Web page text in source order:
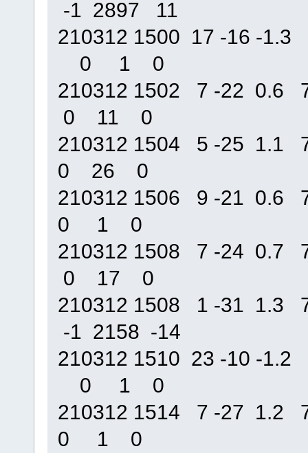
-1 2897 11
210312 1500 17 -16 -
0 1 0
210312 1502 7 -22
0 11 0
210312 1504 5 -25
0 26 0
210312 1506 9 -21
0 1 0
210312 1508 7 -24
0 17 0
210312 1508 1 -31 1.3
-1 2158 -14
210312 1510 23 -10 -
0 1 0
210312 1514 7 -27
0 1 0